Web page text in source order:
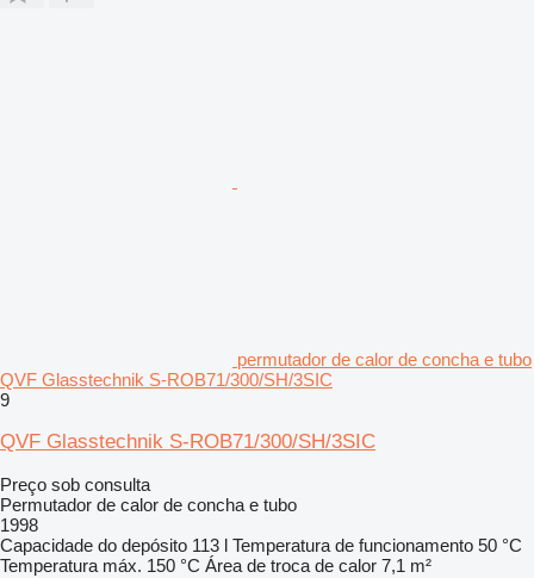
permutador de calor de concha e tubo
QVF Glasstechnik S-ROB71/300/SH/3SIC
9
QVF Glasstechnik S-ROB71/300/SH/3SIC
Preço sob consulta
Permutador de calor de concha e tubo
1998
Capacidade do depósito 113 l Temperatura de funcionamento 50 °C
Temperatura máx. 150 °C Área de troca de calor 7,1 m²